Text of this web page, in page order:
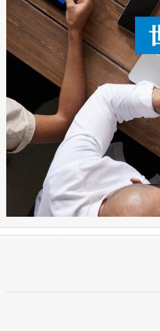
密度なスキャ […]